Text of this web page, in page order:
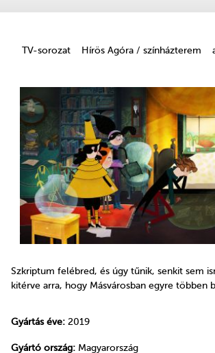
TV-sorozat Hírös Agóra / színházterem
Szkriptum felébred, és úgy tűnik, senkit sem
kitérve arra, hogy Másvárosban egyre
Gyártás éve: 2019
Gyártó ország: Magyarország